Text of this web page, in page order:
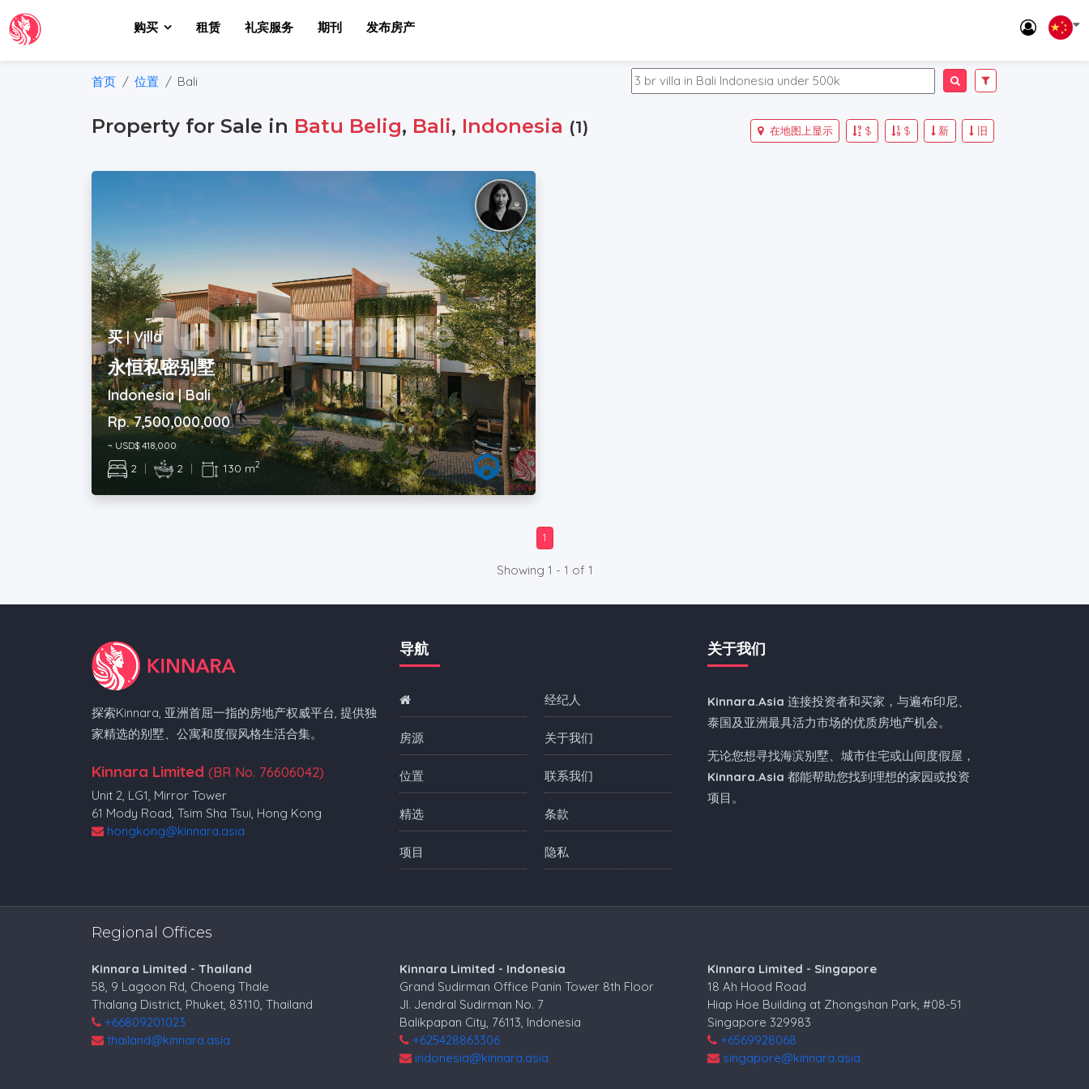
购买 租赁 礼宾服务 期刊 发布房产
首页 位置 Bali
Property for Sale in Batu Belig, Bali, Indonesia (1) 旧
新
$
$
在地图上显示
买 | Villa
永恒私密别墅
Indonesia | Bali
Rp. 7,500,000,000
~ USD$ 418,000
2 | 2 | 130 m2
1
Showing 1 - 1 of 1
探索Kinnara, 亚洲首屈一指的房地产权威平台, 提供独
家精选的别墅、公寓和度假风格生活合集。
Kinnara Limited (BR No. 76606042)
Unit 2, LG1, Mirror Tower
61 Mody Road, Tsim Sha Tsui, Hong Kong
hongkong@kinnara.asia
导航
房源
位置
精选
项目
经纪人
关于我们
联系我们
条款
隐私
关于我们
Kinnara.Asia 连接投资者和买家，与遍布印尼、
泰国及亚洲最具活力市场的优质房地产机会。
无论您想寻找海滨别墅、城市住宅或山间度假屋，
Kinnara.Asia 都能帮助您找到理想的家园或投资
项目。
Regional Offices
Kinnara Limited - Thailand
58, 9 Lagoon Rd, Choeng Thale
Thalang District, Phuket, 83110, Thailand
+66809201023
thailand@kinnara.asia
Kinnara Limited - Indonesia
Grand Sudirman Office Panin Tower 8th Floor
Jl. Jendral Sudirman No. 7
Balikpapan City, 76113, Indonesia
+625428863306
indonesia@kinnara.asia
Kinnara Limited - Singapore
18 Ah Hood Road
Hiap Hoe Building at Zhongshan Park, #08-51
Singapore 329983
+6569928068
singapore@kinnara.asia